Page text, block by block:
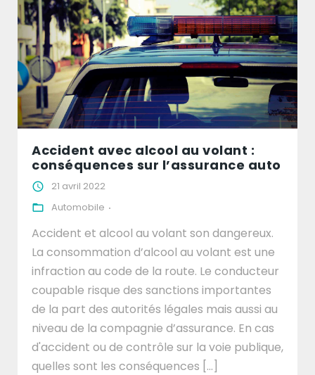
Accident avec alcool au volant :
conséquences sur l’assurance auto
21 avril 2022
Automobile
Accident et alcool au volant son dangereux.
La consommation d’alcool au volant est une
infraction au code de la route. Le conducteur
coupable risque des sanctions importantes
de la part des autorités légales mais aussi au
niveau de la compagnie d’assurance. En cas
d'accident ou de contrôle sur la voie publique,
quelles sont les conséquences [...]